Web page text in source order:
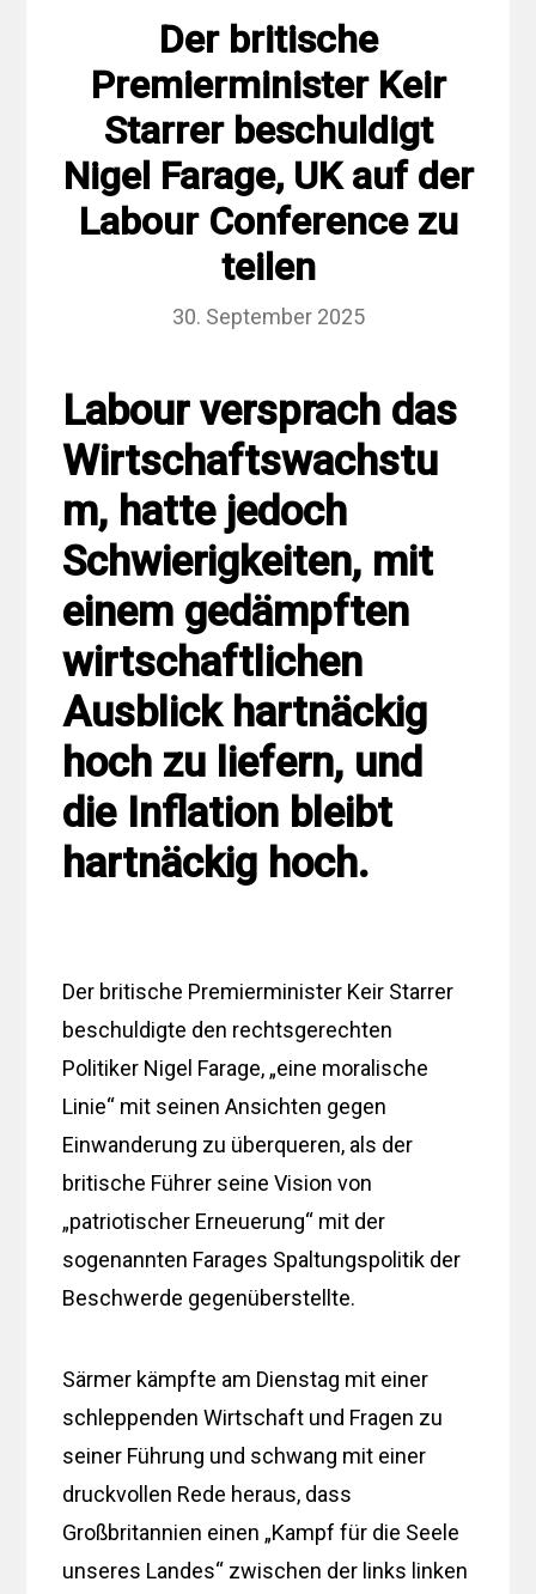
Der britische
Premierminister Keir
Starrer beschuldigt
Nigel Farage, UK auf der
Labour Conference zu
teilen
30. September 2025
Labour versprach das
Wirtschaftswachstu
m, hatte jedoch
Schwierigkeiten, mit
einem gedämpften
wirtschaftlichen
Ausblick hartnäckig
hoch zu liefern, und
die Inflation bleibt
hartnäckig hoch.
Der britische Premierminister Keir Starrer
beschuldigte den rechtsgerechten
Politiker Nigel Farage, „eine moralische
Linie“ mit seinen Ansichten gegen
Einwanderung zu überqueren, als der
britische Führer seine Vision von
„patriotischer Erneuerung“ mit der
sogenannten Farages Spaltungspolitik der
Beschwerde gegenüberstellte.
Särmer kämpfte am Dienstag mit einer
schleppenden Wirtschaft und Fragen zu
seiner Führung und schwang mit einer
druckvollen Rede heraus, dass
Großbritannien einen „Kampf für die Seele
unseres Landes“ zwischen der links linken